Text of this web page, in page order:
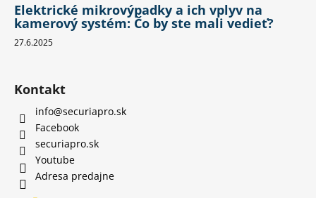
Elektrické mikrovýpadky a ich vplyv na
kamerový systém: Čo by ste mali vedieť?
27.6.2025
Kontakt
info@securiapro.sk
Facebook
securiapro.sk
Youtube
Adresa predajne